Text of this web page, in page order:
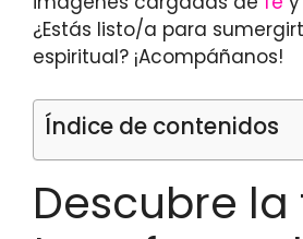
¿Estás listo/a para
espiritual? ¡Acompáñanos!
Índice de contenidos
Descubre la